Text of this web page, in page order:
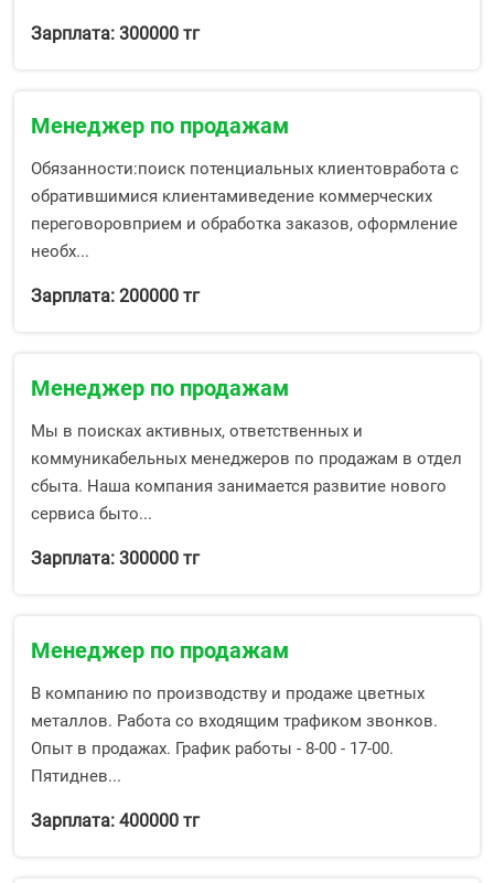
Зарплата: 300000 тг
Менеджер по продажам
Обязанности:поиск потенциальных клиентовработа с
обратившимися клиентамиведение коммерческих
переговоровприем и обработка заказов, оформление
необх...
Зарплата: 200000 тг
Менеджер по продажам
Мы в поисках активных, ответственных и
коммуникабельных менеджеров по продажам в отдел
сбыта. Наша компания занимается развитие нового
сервиса быто...
Зарплата: 300000 тг
Менеджер по продажам
В компанию по производству и продаже цветных
металлов. Работа со входящим трафиком звонков.
Опыт в продажах. График работы - 8-00 - 17-00.
Пятиднев...
Зарплата: 400000 тг